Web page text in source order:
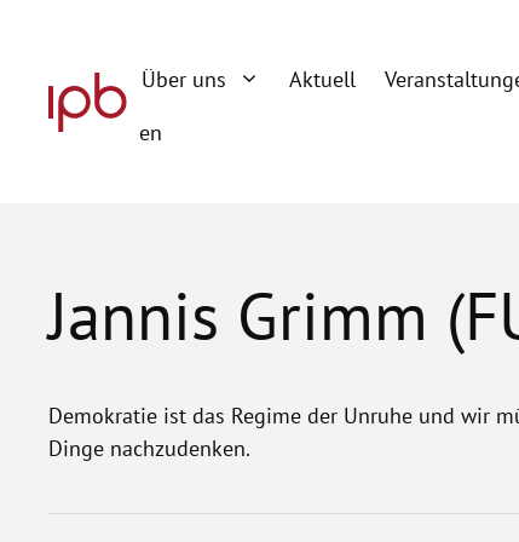
springen
Über uns Aktuell
en
Jannis Grimm
Demokratie ist das Regime der Unruhe und wir
Dinge nachzudenken.